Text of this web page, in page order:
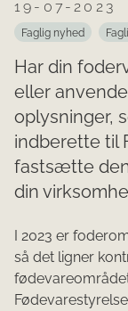
19-07-2023
Faglig nyhed
Har din
eller
oplysninger,
indberette til
fastsætte
din
I 2023 er
så det ligner